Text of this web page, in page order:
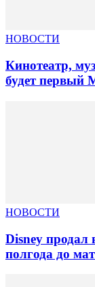
НОВОСТИ
Кинотеатр,
будет первый
НОВОСТИ
Disney продал
полгода до